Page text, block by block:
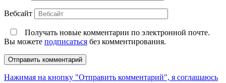
Вебсайт
Получать новые комментарии по электронной почте.
Вы можете подписаться без комментирования.
Нажимая на кнопку "Отправить комментарий", я соглашаюсь